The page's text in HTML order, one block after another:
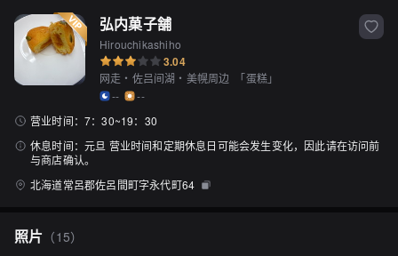
弘内菓子舗
Hirouchikashiho
3.04
网走・佐吕间湖・美幌周边 「蛋糕」
--
--
营业时间： 7：30~19：30
休息时间： 元旦 营业时间和定期休息日可能会发生变化，因此请在访问前
与商店确认。
北海道常呂郡佐呂間町字永代町64
照片 （15）